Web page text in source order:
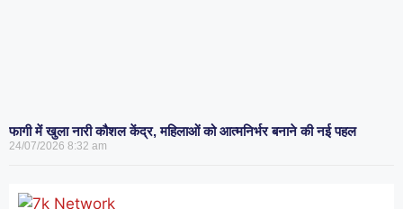
फागी में खुला नारी कौशल केंद्र, महिलाओं को आत्मनिर्भर बनाने की नई पहल
24/07/2026 8:32 am